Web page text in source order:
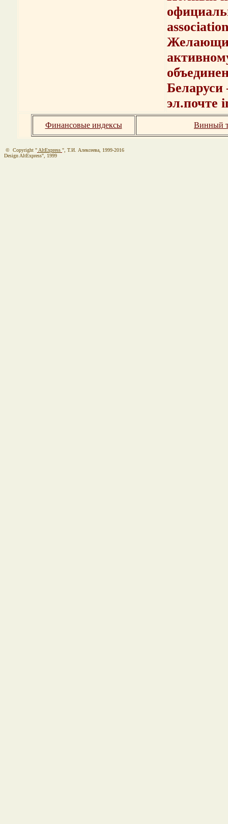
эл.почте
Финансовые индексы Винный
© Copyright " AltExpress ", Т.И. Алекcеева, 1999-2016
Design AltExpress", 1999